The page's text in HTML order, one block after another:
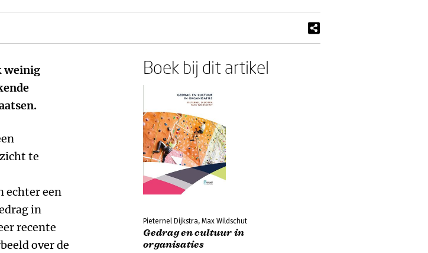
weinig
te
echter een
in
recente
over de
Boek bij dit artikel
Pieternel Dijkstra, Max Wildschut
Gedrag en cultuur in
organisaties